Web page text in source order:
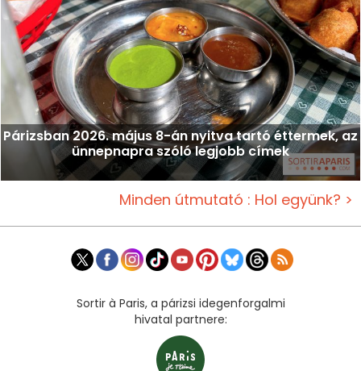
Párizsban 2026. május 8-án nyitva tartó éttermek, az
ünnepnapra szóló legjobb címek
Minden útmutató : Hol együnk? >
Sortir à Paris, a párizsi idegenforgalmi
hivatal partnere: